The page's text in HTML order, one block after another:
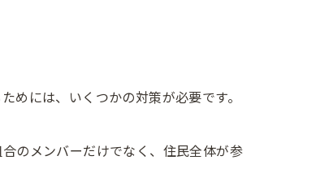
めには、いくつかの対策が必要です。
のメンバーだけでなく、住民全体が参